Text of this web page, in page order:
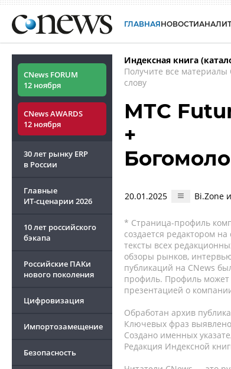
ГЛАВНАЯНОВОСТИ
CNews FORUM
12 ноября
CNews AWARDS
12 ноября
30 лет рынку ERP
в России
Главные
ИТ-сценарии 2026
10 лет российского
бэкапа
Российские ПАКи
нового поколения
Цифровизация
Импортозамещение
Безопасность
Индексная книга
Получите все
слову
МТС
+
20.01.2025 Bi.Zone
* Страница-профиль
создается редактором
тексты всех
обзоры рынков,
публикаций на CNews
профиль. Профиль
презентацией о
Обработан архив
Ключевых фраз
Создано именных
Редакция Индексной